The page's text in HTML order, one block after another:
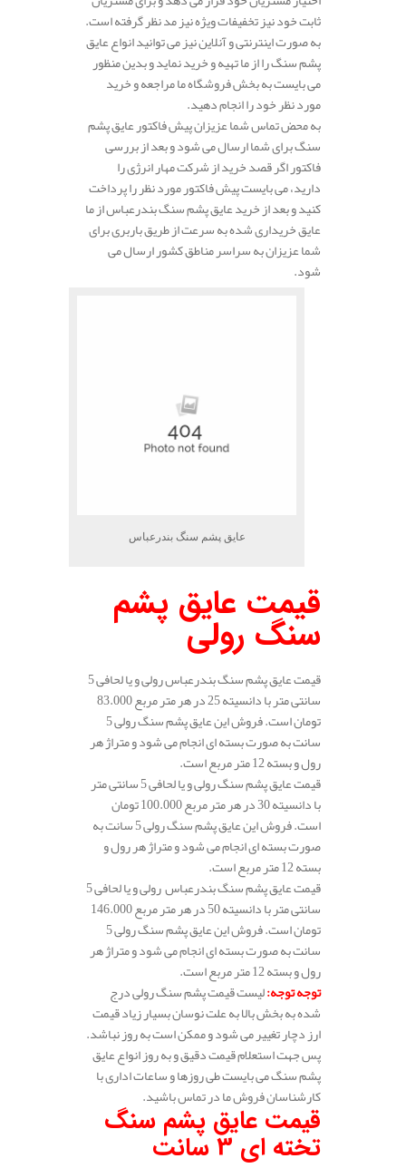
ثابت خود نیز تخفیفات ویژه نیز مد نظر گرفته است.
به صورت اینترنتی و آنلاین نیز می توانید انواع عایق
پشم سنگ را از ما تهیه و خرید نماید و بدین منظور
می بایست به بخش فروشگاه ما مراجعه و خرید
مورد نظر خود را انجام دهید.
به محض تماس شما عزیزان پیش فاکتور عایق پشم
سنگ برای شما ارسال می شود و بعد از بررسی
فاکتور اگر قصد خرید از شرکت مهار انرژی را
دارید، می بایست پیش فاکتور مورد نظر را پرداخت
کنید و بعد از خرید عایق پشم سنگ بندرعباس از ما
عایق خریداری شده به سرعت از طریق باربری برای
شما عزیزان به سراسر مناطق کشور ارسال می
شود.
عایق پشم سنگ بندرعباس
قیمت عایق پشم
سنگ رولی
قیمت عایق پشم سنگ بندرعباس رولی و یا لحافی 5
سانتی متر با دانسیته 25 در هر متر مربع 83.000
تومان است. فروش این عایق پشم سنگ رولی 5
سانت به صورت بسته ای انجام می شود و متراژ هر
رول و بسته 12 متر مربع است.
قیمت عایق پشم سنگ رولی و یا لحافی 5 سانتی متر
با دانسیته 30 در هر متر مربع 100.000 تومان
است. فروش این عایق پشم سنگ رولی 5 سانت به
صورت بسته ای انجام می شود و متراژ هر رول و
بسته 12 متر مربع است.
قیمت عایق پشم سنگ بندرعباس رولی و یا لحافی 5
سانتی متر با دانسیته 50 در هر متر مربع 146.000
تومان است. فروش این عایق پشم سنگ رولی 5
سانت به صورت بسته ای انجام می شود و متراژ هر
رول و بسته 12 متر مربع است.
توجه توجه:لیست قیمت پشم سنگ رولی درج
شده به بخش بالا به علت نوسان بسیار زیاد قیمت
ارز دچار تغییر می شود و ممکن است به روز نباشد.
پس جهت استعلام قیمت دقیق و به روز انواع عایق
پشم سنگ می بایست طی روزها و ساعات اداری با
کارشناسان فروش ما در تماس باشید.
قیمت عایق پشم سنگ
تخته ای 3 سانت